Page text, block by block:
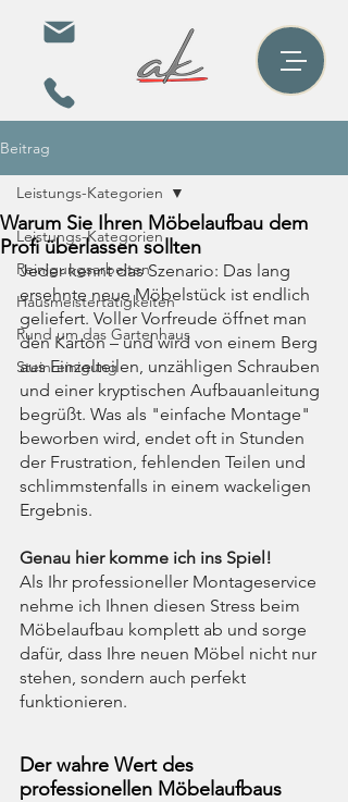
Beitrag
Leistungs-Kategorien
Reinigungsarbeiten
Hausmeistertätigkeiten
Rund um das Gartenhaus
Steinreinigung
Leistungs-Kategorien
Warum Sie Ihren Möbelaufbau dem
Profi überlassen sollten
Jeder kennt das Szenario: Das lang
ersehnte neue Möbelstück ist endlich
geliefert. Voller Vorfreude öffnet man
den Karton – und wird von einem Berg
aus Einzelteilen, unzähligen Schrauben
und einer kryptischen Aufbauanleitung
begrüßt. Was als "einfache Montage"
beworben wird, endet oft in Stunden
der Frustration, fehlenden Teilen und
schlimmstenfalls in einem wackeligen
Ergebnis.
Genau hier komme ich ins Spiel!
Als Ihr professioneller Montageservice
nehme ich Ihnen diesen Stress beim
Möbelaufbau komplett ab und sorge
dafür, dass Ihre neuen Möbel nicht nur
stehen, sondern auch perfekt
funktionieren.
Der wahre Wert des
professionellen Möbelaufbaus